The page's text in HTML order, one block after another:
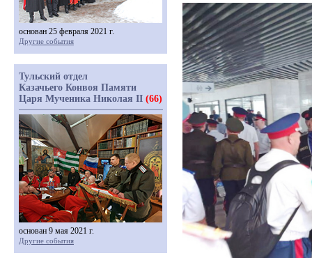
основан 25 февраля 2021 г.
Другие события
Тульский отдел
Казачьего Конвоя Памяти
Царя Мученика Николая II (66)
основан 9 мая 2021 г.
Другие события